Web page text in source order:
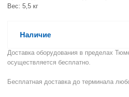
Вес: 5,5 кг
Наличие
Доставка оборудования в пределах
осуществляется бесплатно.
Бесплатная доставка до терминала